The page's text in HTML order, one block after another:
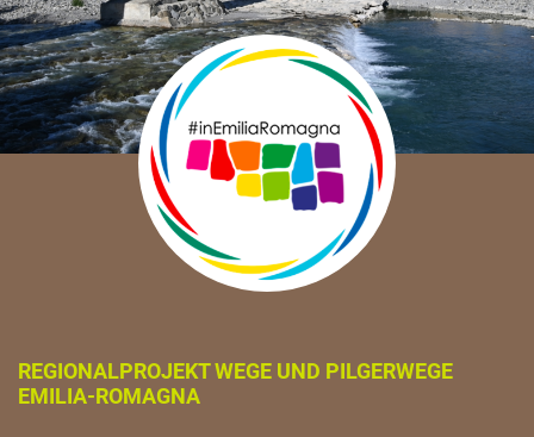
REGIONALPROJEKT WEGE UND PILGERWEGE
EMILIA-ROMAGNA